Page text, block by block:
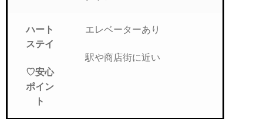
ハート
ステイ
♡安心
ポイン
ト
エレベーターあり
駅や商店街に近い